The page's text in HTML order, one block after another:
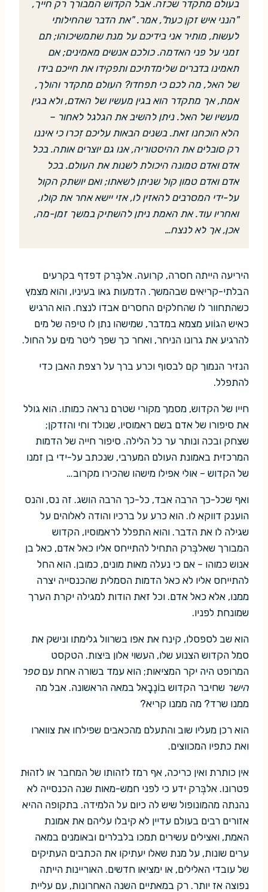
בעולם מתקדר שכזה. אבל הקדוש המבורך רק חייך,
"הנני איש זקן כעת", אמר. "את הדבר שהחילותי
לעשות, מותיר אני בידיכם על מנת שתמשיכוהו; תם
זמני על פני האדמה. כולכם אנשים מאמינים; אם
תאמינו בדברים שלימדתיכם ותפקידו את חייכם בידו
של האל, מה לכם כי תפחדו? העולם מתקדר והולך,
אמת, אך מתקדר הוא בגין מעשיו של האדם, ולא בגין
מעשיו של האל. ניתן להשיב את הגלגל לאחור –
הלא הוכחנו זאת. בשנים הבאות עליכם זִכרו כי איננו
רק סובלים את ההיסטוריה, אנו גם יוצרים אותה. בכל
אדם ואדם טמונה היכולת לשנות את העולם. בכל
אדם ואדם טמון קול שניתן לשאתו; ואם יושתק הקול
על-ידי המסרבים להאזין לו, אזי יישא אחר את קולו,
ואחריו עוד. את האמת ניתן להשתיק במשך זמן-מה,
אכן, אך לא לנצח…
היריעה הייתה חסרה, קרועה. אלבְּרק דפדף בקרעים
הבלתי-קריאים שבהמשך. הדמעות גאו בעיניו, והוא מצמץ
כשהתחוור לו שהחלקים החסרים אבדו לנצח. הוא הרגיש
כאיש הגוֹוע מצמא במדבר, שמישהו נתן לו טיפה של מים
להרגיע את גרונו הניחר, ואחר כך שפך ליטר מים על החול.
הנזיר הנמוך קם לבסוף וכרע ברך על רצפת האבן כדי
להתפלל.
חייו של הקדוש, מסמך מקורי שטרם נראה כמותו. הוא גולל
את סיפורו של אדם בשם ראמוסיו, שנולד וחי והזדקן;
שצחק ובכה ונותר ער כל הלילה. סיפור חייה של הדמות
המרכזית באמונת העולם המערבי, שנכתב על-ידי בן זמנו
של הקדוש – אולי אפילו מישהו שהכירו מקרוב…
ואף שכל-כך הרבה אבד, כל-כך הרבה הושג. זה נס, והנס
הוענק דווקא לו. הוא כרע על ברכיו והודה לאלוהים על
שגילה לו את הדבר. והוא התפלל לראמוסיו, הקדוש
המבורך שאלבְּרק התחיל להתייחס אליו כאל אדם, כאל בן
אנוש כמוהו – אם כי נעלה מאות מונים, כמובן. הוא החל
להתייחס אליו לא כאל הדמות הסמלית שהכנסייה יצרה
ממנו, אלא כאל אדם. וכל זאת הודות למגילה יקרת הערך
שמונחת לפניו.
הוא שב לספסלו, קינח את אפו בשרוול גלימתו ונישק את
סמל הקדוש הצנוע שלו, העשוי אלון בּיצות. הטקסט
המרופט היה יקר המציאות; הוא עמד בשורה אחת עםספר
הישר שחיבר הקדוש בוֹנֶבָאל במאה הראשונה. אבל מה
ממנו שרד? מה ממנו קריא?
הוא רכן מעליו שוב והתעלם מהכאבים שפילחו את צווארו
ואת כתפיו המכווצים.
אין כותרת ואין כריכה, אף רמז לזהותו של המחבר או לזהוּת
פטרונו. אלבְּרק ידע כי לפני חמש-מאות שנה הכנסייה לא
נהנתה מהמונופול שיש לה כיום על הלמידה. בתקופה ההיא
אזורים רבים בעולם עדיין לא קיבלו עליהם את אמונת
האמת, ואצילים עשירים תמכו בלבלרים ובאומנים במאה
ערים שונות, על מנת שאלו יעתיקו את הכתבים העתיקים
של עובדי האלילים, או ימציאו חדשים. האוריינות הייתה
נפוצה אז יותר. רק במאתיים השנה האחרונות, עם עליית